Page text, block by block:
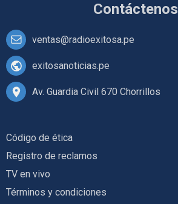
Contáctenos
ventas@radioexitosa.pe
exitosanoticias.pe
Av. Guardia Civil 670 Chorrillos
Código de ética
Registro de reclamos
TV en vivo
Términos y condiciones